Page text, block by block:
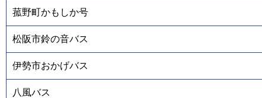
菰野町かもしか号
松阪市鈴の音バス
伊勢市おかげバス
八風バス